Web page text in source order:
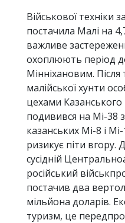
Військової техніки
постачила Малі на
важливе
охоплюють період
Мінніхановим. Після
малійської хунти
цехами Казанського
подивився на Мі-38
казанських Мі-8 і
ризикує піти вгору.
сусідній
російський
постачив два
мільйона доларів.
туризм, це